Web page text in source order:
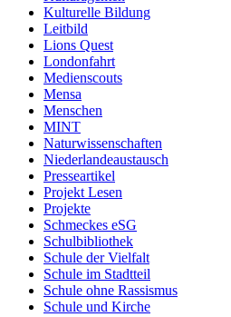
Kulturelle Bildung
Leitbild
Lions Quest
Londonfahrt
Medienscouts
Mensa
Menschen
MINT
Naturwissenschaften
Niederlandeaustausch
Presseartikel
Projekt Lesen
Projekte
Schmeckes eSG
Schulbibliothek
Schule der Vielfalt
Schule im Stadtteil
Schule ohne Rassismus
Schule und Kirche